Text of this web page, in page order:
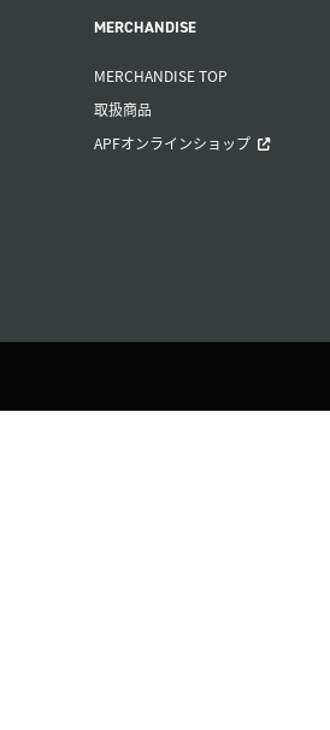
MERCHANDISE
MERCHANDISE TOP
取扱商品
APFオンラインショップ